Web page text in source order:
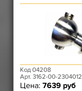
Код 04208
Арт. 3162-00-
Цена: 7639 руб